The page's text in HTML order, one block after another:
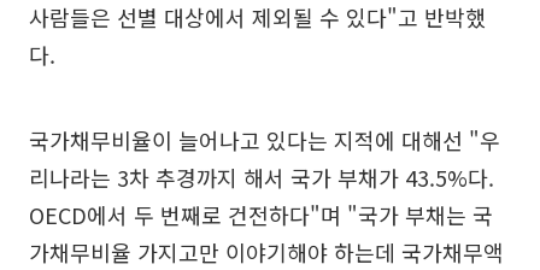
사람들은 선별 대상에서 제외될 수 있다"고 반박했
다.
국가채무비율이 늘어나고 있다는 지적에 대해선 "우
리나라는 3차 추경까지 해서 국가 부채가 43.5%다.
OECD에서 두 번째로 건전하다"며 "국가 부채는 국
가채무비율 가지고만 이야기해야 하는데 국가채무액